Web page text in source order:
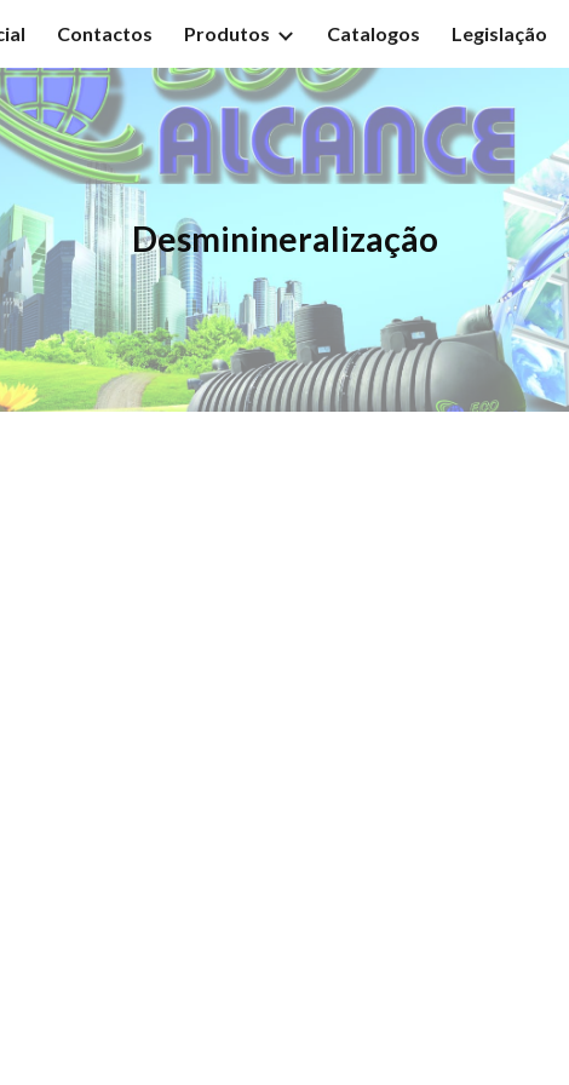
to main content Skip to navigation
Contactos Produtos Catalogos Legislação
Desminineralização